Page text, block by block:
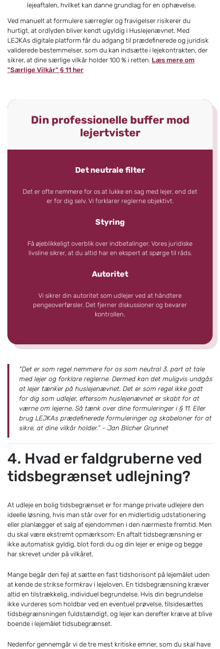
lejeaftalen, hvilket kan danne grundlag for en ophævelse.
Ved manuelt at formulere særregler og fravigelser risikerer du
hurtigt, at ordlyden bliver kendt ugyldig i Huslejenævnet. Med
LEJKAs digitale platform får du adgang til prædefinerede og juridisk
validerede bestemmelser, som du kan indsætte i lejekontrakten, der
sikrer, at dine særlige vilkår holder 100 % i retten. Læs mere om
"Særlige Vilkår" § 11 her
Din professionelle buffer mod
lejertvister
Det neutrale filter
Det er ofte nemmere for os at lukke en sag med lejer, end det
er for dig selv. Vi forklarer reglerne objektivt.
Styring
Få øjeblikkeligt overblik over indbetalinger. Vores juridiske
livsline sikrer, at du altid har en ekspert at spørge til råds.
Autoritet
Vi sikrer din autoritet som udlejer ved at håndtere
pengeoverførsler. Det fjerner diskussioner og bevarer
kontrollen.
"Det er som regel nemmere for os som neutral 3. part at tale
med lejer og forklare reglerne. Dermed kan det muligvis undgås
at lejer tænker på huslejenævnet. Det er som regel ikke godt
for dig som udlejer, eftersom huslejenævnet er skabt for at
værne om lejerne. Så tænk over dine formuleringer i § 11. Eller
brug LEJKAs prædefinerede formuleringer og skabeloner for at
sikre, at dine vilkår holder.” - Jan Blicher Grunnet
4. Hvad er faldgruberne ved
tidsbegrænset udlejning?
At udleje en bolig tidsbegrænset er for mange private udlejere den
ideelle løsning, hvis man står over for en midlertidig udstationering
eller planlægger et salg af ejendommen i den nærmeste fremtid. Men
du skal være ekstremt opmærksom: En aftalt tidsbegrænsning er
ikke automatisk gyldig, blot fordi du og din lejer er enige og begge
har skrevet under på vilkåret.
Mange begår den fejl at sætte en fast tidshorisont på lejemålet uden
at kende de strikse formkrav i lejeloven. En tidsbegrænsning kræver
altid en tilstrækkelig, individuel begrundelse. Hvis din begrundelse
ikke vurderes som holdbar ved en eventuel prøvelse, tilsidesættes
tidsbegrænsningen fuldstændigt, og lejer kan derefter kræve at blive
boende i lejemålet tidsubegrænset.
Nedenfor gennemgår vi de tre mest kritiske emner, som du skal have